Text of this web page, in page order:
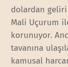
dolardan
Mali Uçurum
korunuyor.
tavanına
kamusal